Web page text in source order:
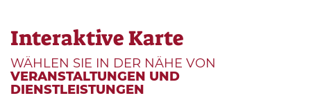
Interaktive Karte
WÄHLEN SIE IN DER NÄHE VON
VERANSTALTUNGEN UND
DIENSTLEISTUNGEN